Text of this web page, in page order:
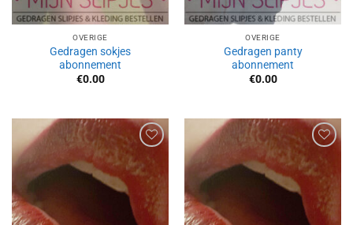
OVERIGE
Gedragen sokjes
abonnement
€0.00
OVERIGE
Gedragen panty
abonnement
€0.00
Aan
verlanglijst
toevoegen
Aan
verlanglijst
toevoegen